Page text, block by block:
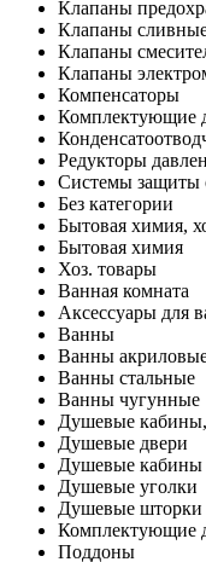
Клапаны
Клапаны
Клапаны
Клапаны
Компенсаторы
Комплектующие
Редукторы
Системы защиты
Без категории
Бытовая химия,
Бытовая химия
Хоз. товары
Ванная комната
Аксессуары для
Ванны
Ванны
Ванны стальные
Ванны чугунные
Душевые
Душевые двери
Душевые кабины
Душевые уголки
Душевые шторки
Комплектующие
Поддоны